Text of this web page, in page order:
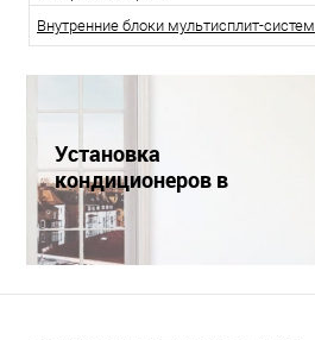
Внутренние блоки мультисплит-систем
Установка
кондиционеров в
Краснодаре